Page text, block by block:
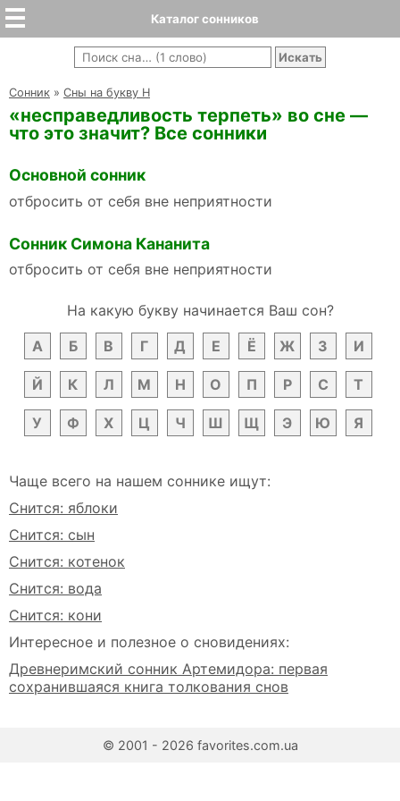
Каталог сонников
Cонник » Сны на букву Н
«несправедливость терпеть» во сне —
что это значит? Все сонники
Основной сонник
отбросить от себя вне неприятности
Сонник Симона Кананита
отбросить от себя вне неприятности
На какую букву начинается Ваш сон?
А
Б В Г Д Е Ё Ж З И
Й К Л М Н О П Р С Т
У Ф Х Ц Ч Ш Щ Э Ю Я
Чаще всего на нашем соннике ищут:
Снится: яблоки
Снится: сын
Снится: котенок
Снится: вода
Снится: кони
Интересное и полезное о сновидениях:
Древнеримский сонник Артемидора: первая
сохранившаяся книга толкования снов
© 2001 - 2026 favorites.com.ua